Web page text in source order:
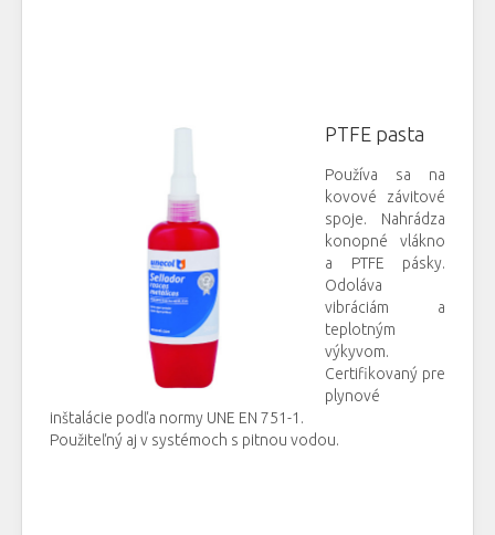
PTFE pasta
Používa sa na
kovové závitové
spoje. Nahrádza
konopné vlákno
a PTFE pásky.
Odoláva
vibráciám a
teplotným
výkyvom.
Certifikovaný pre
plynové
inštalácie podľa normy UNE EN 751-1.
Použiteľný aj v systémoch s pitnou vodou.